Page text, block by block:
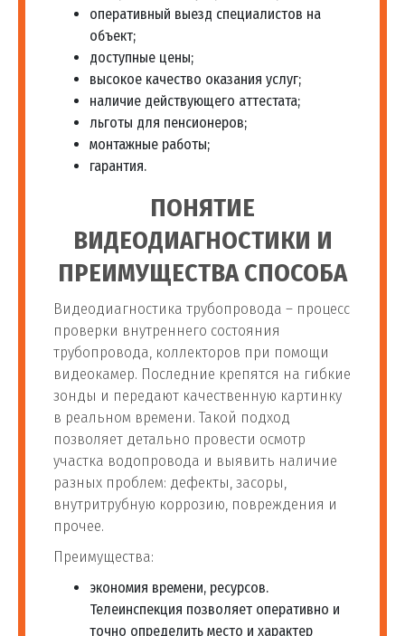
оперативный выезд специалистов на
объект;
доступные цены;
высокое качество оказания услуг;
наличие действующего аттестата;
льготы для пенсионеров;
монтажные работы;
гарантия.
ПОНЯТИЕ
ВИДЕОДИАГНОСТИКИ И
ПРЕИМУЩЕСТВА СПОСОБА
Видеодиагностика трубопровода – процесс
проверки внутреннего состояния
трубопровода, коллекторов при помощи
видеокамер. Последние крепятся на гибкие
зонды и передают качественную картинку
в реальном времени. Такой подход
позволяет детально провести осмотр
участка водопровода и выявить наличие
разных проблем: дефекты, засоры,
внутритрубную коррозию, повреждения и
прочее.
Преимущества:
экономия времени, ресурсов.
Телеинспекция позволяет оперативно и
точно определить место и характер